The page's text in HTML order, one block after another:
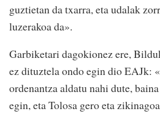
guztietan da txarra, eta udalak
luzerakoa da».
Garbiketari dagokionez ere,
ez dituztela ondo egin dio EAJk:
ordenantza aldatu nahi dute,
egin, eta Tolosa gero eta